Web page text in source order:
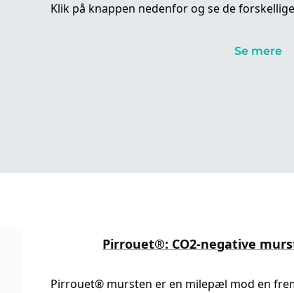
Klik på knappen nedenfor og se de
Se mere
Pirrouet®: CO2-negative
Pirrouet® mursten er en milepæl mod en